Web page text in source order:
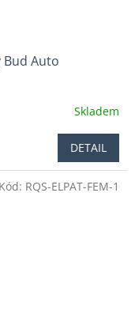
Bud Auto
Skladem
DETAIL
Kód: RQS-ELPAT-FEM-1